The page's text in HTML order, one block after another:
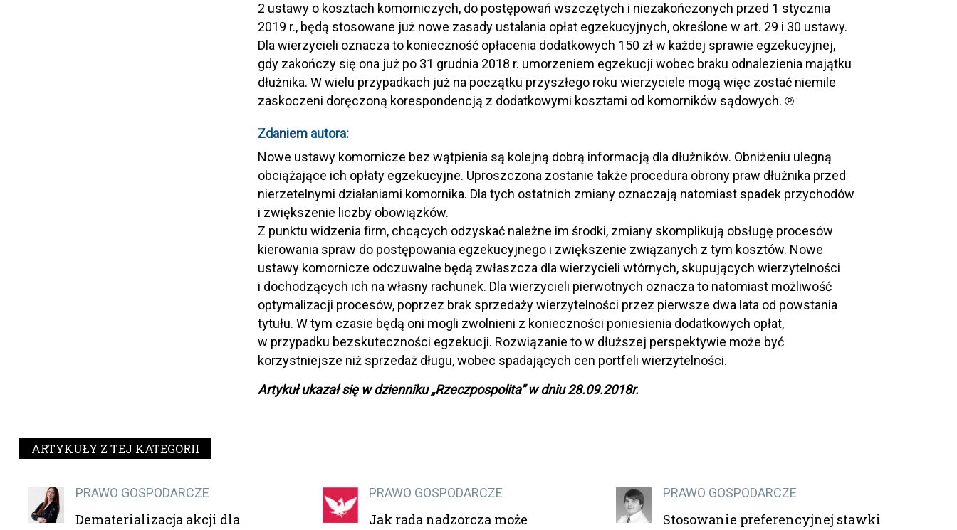
2 ustawy o kosztach komorniczych, do postępowań wszczętych i niezakończonych przed 1 stycznia
2019 r., będą stosowane już nowe zasady ustalania opłat egzekucyjnych, określone w art. 29 i 30 ustawy.
Dla wierzycieli oznacza to konieczność opłacenia dodatkowych 150 zł w każdej sprawie egzekucyjnej,
gdy zakończy się ona już po 31 grudnia 2018 r. umorzeniem egzekucji wobec braku odnalezienia majątku
dłużnika. W wielu przypadkach już na początku przyszłego roku wierzyciele mogą więc zostać niemile
zaskoczeni doręczoną korespondencją z dodatkowymi kosztami od komorników sądowych. ℗
Zdaniem autora:
Nowe ustawy komornicze bez wątpienia są kolejną dobrą informacją dla dłużników. Obniżeniu ulegną
obciążające ich opłaty egzekucyjne. Uproszczona zostanie także procedura obrony praw dłużnika przed
nierzetelnymi działaniami komornika. Dla tych ostatnich zmiany oznaczają natomiast spadek przychodów
i zwiększenie liczby obowiązków.
Z punktu widzenia firm, chcących odzyskać należne im środki, zmiany skomplikują obsługę procesów
kierowania spraw do postępowania egzekucyjnego i zwiększenie związanych z tym kosztów. Nowe
ustawy komornicze odczuwalne będą zwłaszcza dla wierzycieli wtórnych, skupujących wierzytelności
i dochodzących ich na własny rachunek. Dla wierzycieli pierwotnych oznacza to natomiast możliwość
optymalizacji procesów, poprzez brak sprzedaży wierzytelności przez pierwsze dwa lata od powstania
tytułu. W tym czasie będą oni mogli zwolnieni z konieczności poniesienia dodatkowych opłat,
w przypadku bezskuteczności egzekucji. Rozwiązanie to w dłuższej perspektywie może być
korzystniejsze niż sprzedaż długu, wobec spadających cen portfeli wierzytelności.
Artykuł ukazał się w dzienniku „Rzeczpospolita” w dniu 28.09.2018r.
ARTYKUŁY Z TEJ KATEGORII
PRAWO GOSPODARCZE
Dematerializacja akcji dla
PRAWO GOSPODARCZE
Jak rada nadzorcza może
PRAWO GOSPODARCZE
Stosowanie preferencyjnej stawki